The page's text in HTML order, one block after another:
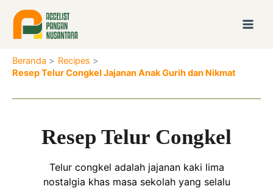
konten
Beranda
Recipes
Resep Telur Congkel Jajanan Anak Gurih dan Nikmat
Resep Telur Congkel
Telur congkel adalah jajanan kaki lima
nostalgia khas masa sekolah yang selalu